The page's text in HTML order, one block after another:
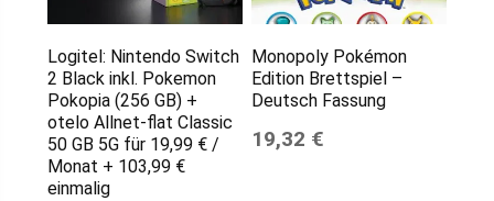
Logitel: Nintendo Switch
2 Black inkl. Pokemon
Pokopia (256 GB) +
otelo Allnet-flat Classic
50 GB 5G für 19,99 € /
Monat + 103,99 €
einmalig
Monopoly Pokémon
Edition Brettspiel –
Deutsch Fassung
19,32 €